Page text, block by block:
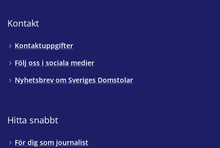
Kontakt
Kontaktuppgifter
Följ oss i sociala medier
Nyhetsbrev om Sveriges Domstolar
Hitta snabbt
För dig som journalist